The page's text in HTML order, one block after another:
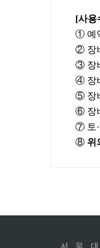
[사용
① 예
② 장
③ 장
④ 장
⑤ 장
⑥ 장
⑦ 토·
⑧ 위